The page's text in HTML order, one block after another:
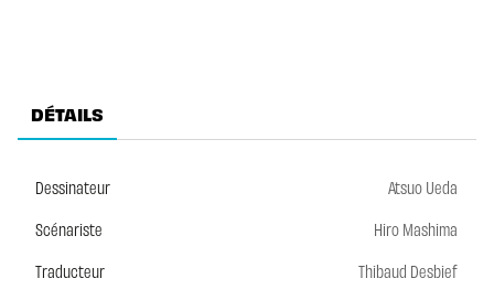
DÉTAILS
Dessinateur
Atsuo Ueda
Scénariste
Hiro Mashima
Traducteur
Thibaud Desbief